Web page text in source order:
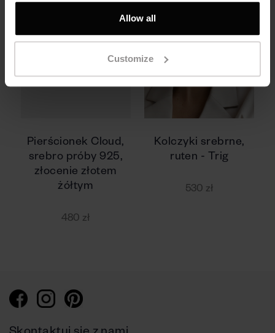
Allow all
Customize
Pierścionek Cloud,
srebro próby 925,
złocenie złotem
żółtym
480 zł
Kolczyki srebrne,
ruten - Trig
530 zł